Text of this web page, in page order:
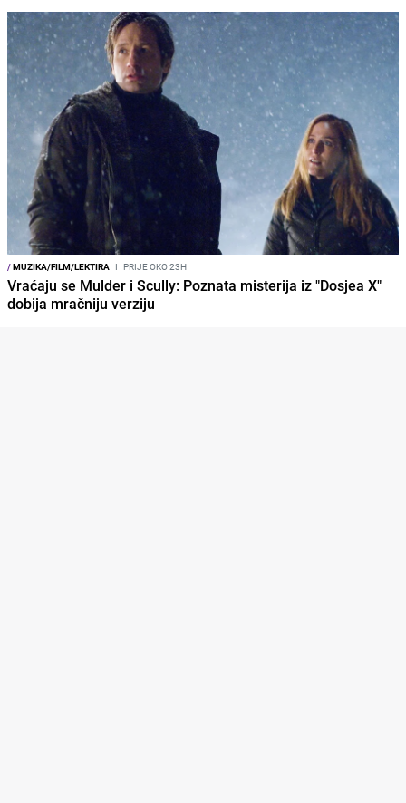
/MUZIKA/FILM/LEKTIRA I PRIJE OKO 23H
Vraćaju se Mulder i Scully: Poznata misterija iz "Dosjea X"
dobija mračniju verziju